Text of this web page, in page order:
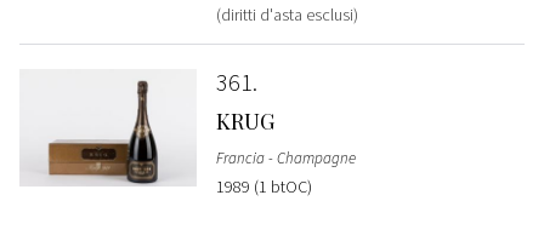
(diritti d'asta esclusi)
361
KRUG
Francia - Champagne
1989 (1 btOC)